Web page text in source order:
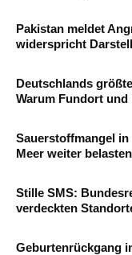
Pakistan meldet
widerspricht
Deutschlands
Warum Fundort
Sauerstoffmangel in
Meer weiter belasten
Stille SMS:
verdeckten
Geburtenrückgang